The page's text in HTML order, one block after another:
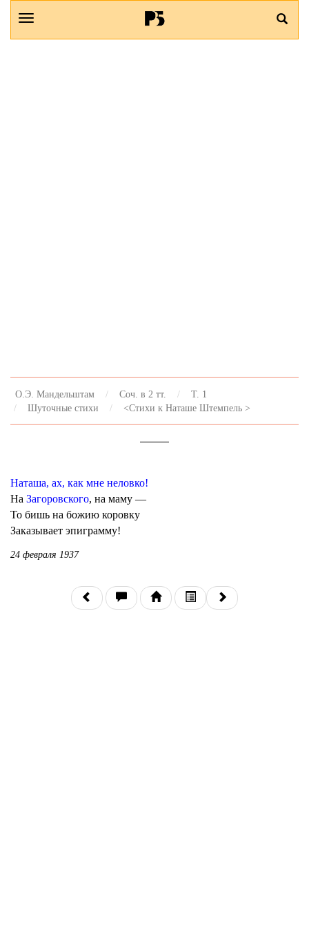
О.Э. Мандельштам Соч. в 2 тт.
Т. 1
Шуточные стихи
<Стихи к Наташе Штемпель >
Наташа, ах, как мне неловко!
На Загоровского, на маму —
То бишь на божию коровку
Заказывает эпиграмму!
24 февраля 1937